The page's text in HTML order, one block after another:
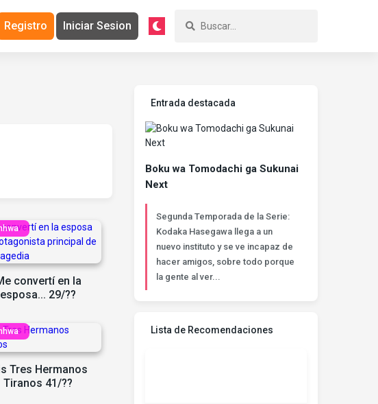
Registro Iniciar Sesion
convertí en la
esposa... 29/??
Tres Hermanos
Tiranos 41/??
Entrada destacada
Boku wa Tomodachi ga Sukunai
Next
Segunda Temporada de la Serie:
Kodaka Hasegawa llega a un
nuevo instituto y se ve incapaz de
hacer amigos, sobre todo porque
la gente al ver...
Lista de Recomendaciones